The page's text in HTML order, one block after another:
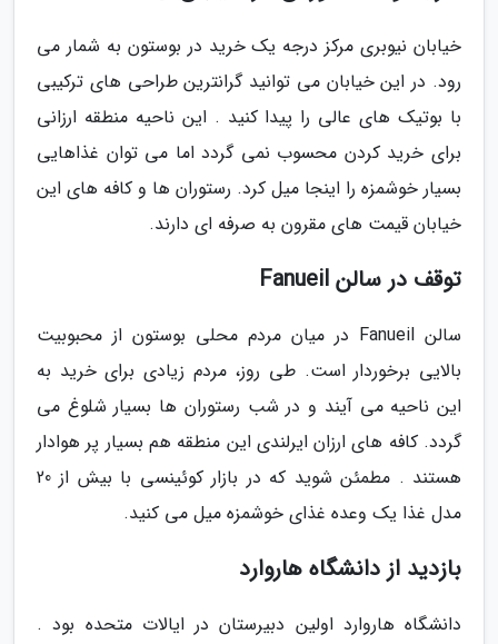
خیابان نیوبری مرکز درجه یک خرید در بوستون به شمار می
رود. در این خیابان می توانید گرانترین طراحی های ترکیبی
با بوتیک های عالی را پیدا کنید . این ناحیه منطقه ارزانی
برای خرید کردن محسوب نمی گردد اما می توان غذاهایی
بسیار خوشمزه را اینجا میل کرد. رستوران ها و کافه های این
خیابان قیمت های مقرون به صرفه ای دارند.
توقف در سالن Fanueil
سالن Fanueil در میان مردم محلی بوستون از محبوبیت
بالایی برخوردار است. طی روز، مردم زیادی برای خرید به
این ناحیه می آیند و در شب رستوران ها بسیار شلوغ می
گردد. کافه های ارزان ایرلندی این منطقه هم بسیار پر هوادار
هستند . مطمئن شوید که در بازار کوئینسی با بیش از 20
مدل غذا یک وعده غذای خوشمزه میل می کنید.
بازدید از دانشگاه هاروارد
دانشگاه هاروارد اولین دبیرستان در ایالات متحده بود .